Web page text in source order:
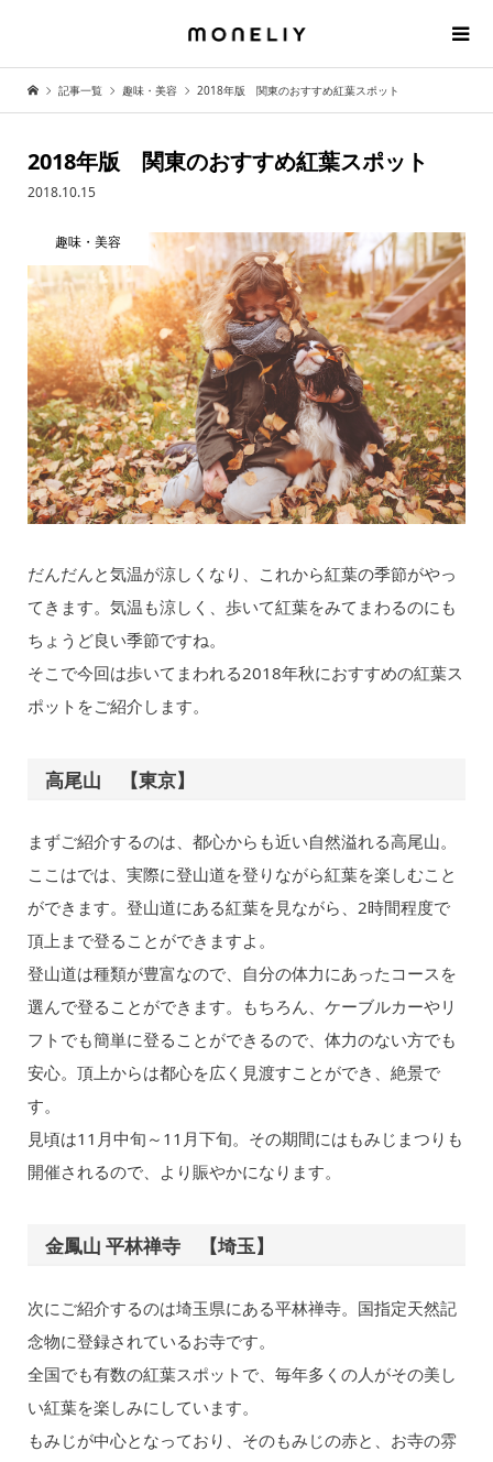
記事一覧 趣味・美容 2018年版 関東のおすすめ紅葉スポット
2018年版 関東のおすすめ紅葉スポット
2018.10.15
趣味・美容
だんだんと気温が涼しくなり、これから紅葉の季節がやっ
てきます。気温も涼しく、歩いて紅葉をみてまわるのにも
ちょうど良い季節ですね。
そこで今回は歩いてまわれる2018年秋におすすめの紅葉ス
ポットをご紹介します。
高尾山 【東京】
まずご紹介するのは、都心からも近い自然溢れる高尾山。
ここはでは、実際に登山道を登りながら紅葉を楽しむこと
ができます。登山道にある紅葉を見ながら、2時間程度で
頂上まで登ることができますよ。
登山道は種類が豊富なので、自分の体力にあったコースを
選んで登ることができます。もちろん、ケーブルカーやリ
フトでも簡単に登ることができるので、体力のない方でも
安心。頂上からは都心を広く見渡すことができ、絶景で
す。
見頃は11月中旬～11月下旬。その期間にはもみじまつりも
開催されるので、より賑やかになります。
金鳳山 平林禅寺 【埼玉】
次にご紹介するのは埼玉県にある平林禅寺。国指定天然記
念物に登録されているお寺です。
全国でも有数の紅葉スポットで、毎年多くの人がその美し
い紅葉を楽しみにしています。
もみじが中心となっており、そのもみじの赤と、お寺の雰